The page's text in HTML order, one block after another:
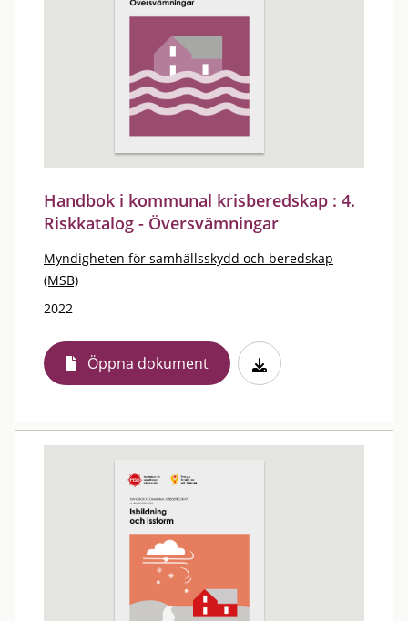
Handbok i kommunal krisberedskap : 4.
Riskkatalog - Översvämningar
Myndigheten för samhällsskydd och beredskap
(MSB)
2022
Öppna dokument